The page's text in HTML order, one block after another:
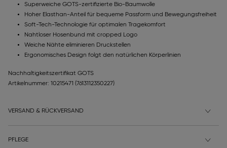
Superweiche GOTS-zertifizierte Bio-Baumwolle
Hoher Elasthan-Anteil für bequeme Passform und Bewegungsfreiheit
Soft-Tech-Technologie für optimalen Tragekomfort
Nahtloser Hosenbund mit cropped Logo
Weiche Nähte eliminieren Druckstellen
Ergonomisches Design folgt den natürlichen Körperlinien
Nachhaltigkeitszertifikat GOTS
Artikelnummer: 10215471 (7613112350227)
VERSAND & RÜCKVERSAND
PFLEGE